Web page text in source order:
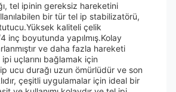
tel ipinin gereksiz hareketini
bir tür tel ip stabilizatörü,
tutucu.Yüksek kaliteli çelik
inç boyutunda yapılmış.Kolay
ve daha fazla hareketi
uçlarını bağlamak için
ip ucu durağı uzun ömürlüdür ve son
çeşitli uygulamalar için ideal bir